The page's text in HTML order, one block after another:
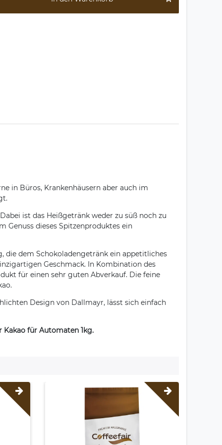
in Büros, Krankenhäusern aber auch im
ist das Heißgetränk weder zu süß noch zu
Genuss dieses Spitzenproduktes ein
dem Schokoladengetränk ein appetitliches
Geschmack. In Kombination des
für einen sehr guten Abverkauf. Die feine
Design von Dallmayr, lässt sich einfach
für Automaten 1kg.